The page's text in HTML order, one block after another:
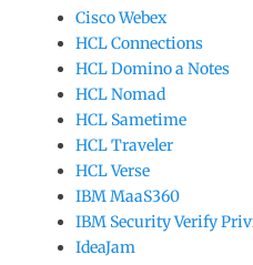
Cisco Webex
HCL Connections
HCL Domino a Notes
HCL Nomad
HCL Sametime
HCL Traveler
HCL Verse
IBM MaaS360
IBM Security Verify
IdeaJam